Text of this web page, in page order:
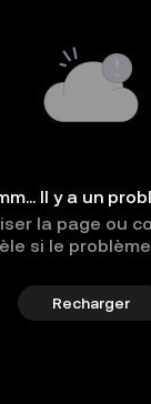
Il y a un
la page ou
si le
Recharger